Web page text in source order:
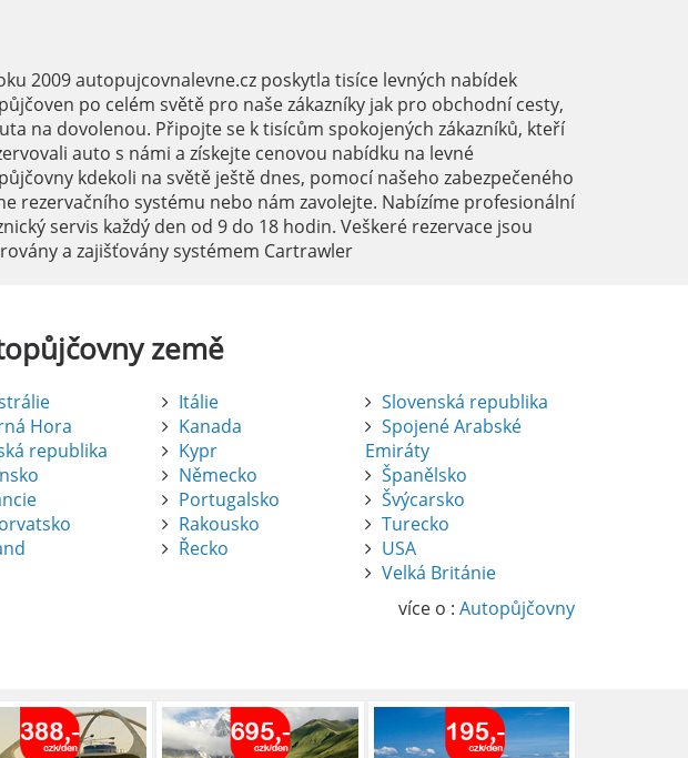
2009 autopujcovnalevne.cz poskytla tisíce levných nabídek
po celém světě pro naše zákazníky jak pro obchodní cesty,
na dovolenou. Připojte se k tisícům spokojených zákazníků, kteří
auto s námi a získejte cenovou nabídku na levné
kdekoli na světě ještě dnes, pomocí našeho zabezpečeného
rezervačního systému nebo nám zavolejte. Nabízíme profesionální
servis každý den od 9 do 18 hodin. Veškeré rezervace jsou
a zajišťovány systémem Cartrawler
země
Hora
republika
Itálie
Kanada
Kypr
Německo
Portugalsko
Rakousko
Řecko
Slovenská republika
Spojené Arabské
Emiráty
Španělsko
Švýcarsko
Turecko
USA
Velká Británie
více o : Autopůjčovny